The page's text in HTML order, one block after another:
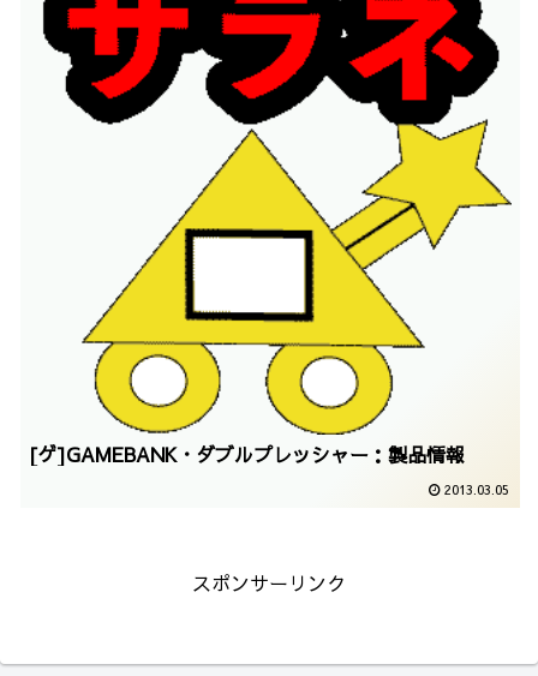
[ゲ]GAMEBANK・ダブルプレッシャー：製品情報
2013.03.05
スポンサーリンク